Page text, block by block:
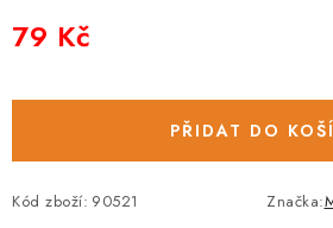
79 Kč
PŘIDAT DO
Kód zboží: 90521 Značka: